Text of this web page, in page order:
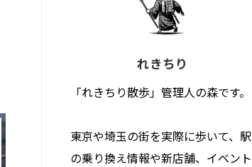
れきちり
「れきちり散歩」管理人の森です。
東京や埼玉の街を実際に歩いて、駅
の乗り換え情報や新店舗、イベント